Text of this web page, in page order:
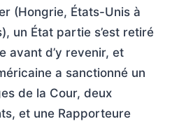
(Hongrie, États-Unis à
un État partie s’est retiré
avant d’y revenir, et
a sanctionné un
de la Cour, deux
et une Rapporteure